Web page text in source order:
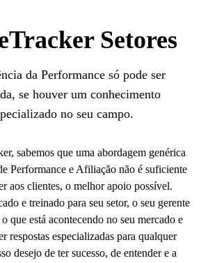
Setores
da Performance só pode ser
se houver um conhecimento
no seu campo.
sabemos que uma abordagem genérica
Performance e Afiliação não é suficiente
aos clientes, o melhor apoio possível.
e treinado para seu setor, o seu gerente
que está acontecendo no seu mercado e
respostas especializadas para qualquer
desejo de ter sucesso, de entender e a